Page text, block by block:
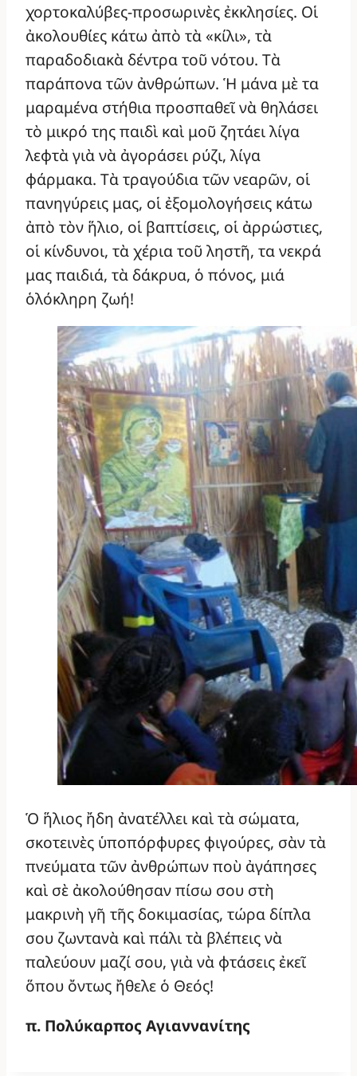
χορτοκαλύβες-προσωρινὲς ἐκκλησίες. Οἱ
ἀκολουθίες κάτω ἀπὸ τὰ «κίλι», τὰ
παραδοδιακὰ δέντρα τοῦ νότου. Τὰ
παράπονα τῶν ἀνθρώπων. Ἡ μάνα μὲ τα
μαραμένα στήθια προσπαθεῖ νὰ θηλάσει
τὸ μικρό της παιδὶ καὶ μοῦ ζητάει λίγα
λεφτὰ γιὰ νὰ ἀγοράσει ρύζι, λίγα
φάρμακα. Τὰ τραγούδια τῶν νεαρῶν, οἱ
πανηγύρεις μας, οἱ ἐξομολογήσεις κάτω
ἀπὸ τὸν ἥλιο, οἱ βαπτίσεις, οἱ ἀρρώστιες,
οἱ κίνδυνοι, τὰ χέρια τοῦ ληστῆ, τα νεκρά
μας παιδιά, τὰ δάκρυα, ὁ πόνος, μιά
ὁλόκληρη ζωή!
Ὁ ἥλιος ἤδη ἀνατέλλει καὶ τὰ σώματα,
σκοτεινὲς ὑποπόρφυρες φιγούρες, σὰν τὰ
πνεύματα τῶν ἀνθρώπων ποὺ ἀγάπησες
καὶ σὲ ἀκολούθησαν πίσω σου στὴ
μακρινὴ γῆ τῆς δοκιμασίας, τώρα δίπλα
σου ζωντανὰ καὶ πάλι τὰ βλέπεις νὰ
παλεύουν μαζί σου, γιὰ νὰ φτάσεις ἐκεῖ
ὅπου ὄντως ἤθελε ὁ Θεός!
π. Πολύκαρπος Αγιαννανίτης